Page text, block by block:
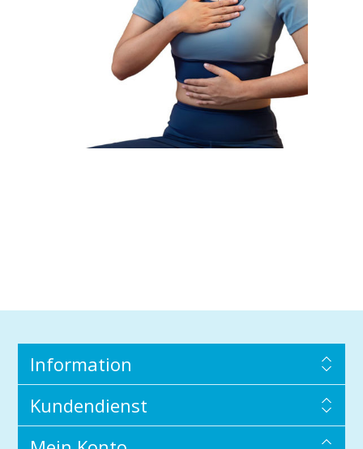
Information
Kundendienst